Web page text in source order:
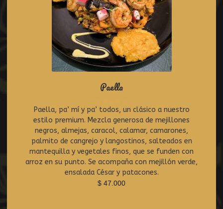
Paella
R
a
t
e
o
u
Paella, pa’ mí y pa’ todos, un clásico a nuestro
estilo premium. Mezcla generosa de mejillones
negros, almejas, caracol, calamar, camarones,
palmito de cangrejo y langostinos, salteados en
mantequilla y vegetales finos, que se funden con
arroz en su punto. Se acompaña con mejillón verde,
ensalada César y patacones.
$ 47.000